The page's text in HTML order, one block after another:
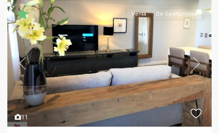
11
Previous Next
Venta De Oportunidad